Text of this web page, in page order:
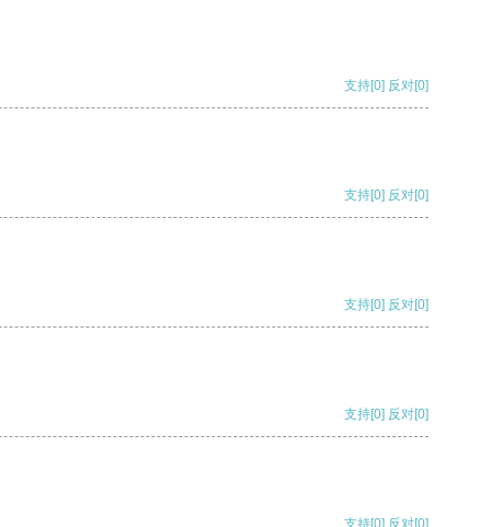
支持[0] 反对[0]
支持[0] 反对[0]
支持[0] 反对[0]
支持[0] 反对[0]
支持[0] 反对[0]